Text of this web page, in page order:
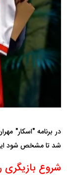
در برنامه "اسکار"
شد تا مشخص شود این
شروع بازیگری